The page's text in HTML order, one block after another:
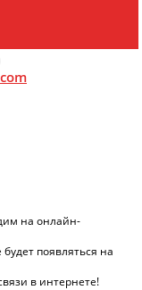
на онлайн-
появляться на
в интернете!